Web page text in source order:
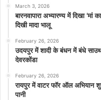
March 3, 2026
बारनवापारा अभ्यारण्य में दिखा ‘मां
दिखी मादा भालू
February 26, 2026
उदयपुर में शादी के बंधन में बंधे साउथ
देवरकोंडा
February 26, 2026
रायपुर में वाटर फॉर ऑल अभियान
पानी